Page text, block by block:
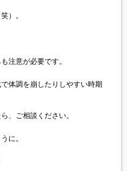
）。
注意が必要です。
体調を崩したりしやすい時期
、ご相談ください。
に。